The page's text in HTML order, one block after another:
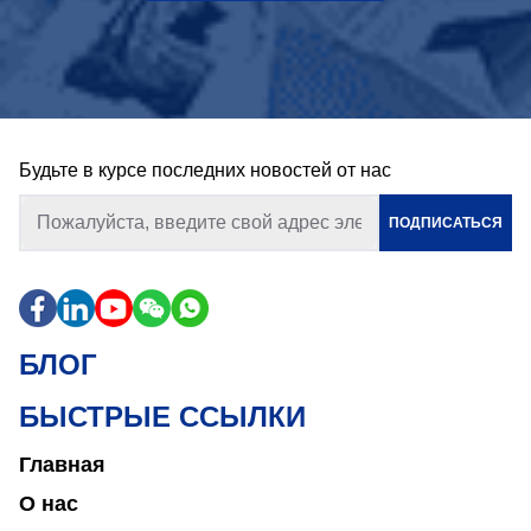
Будьте в курсе последних новостей от нас
ПОДПИСАТЬСЯ
БЛОГ
БЫСТРЫЕ ССЫЛКИ
Главная
О нас